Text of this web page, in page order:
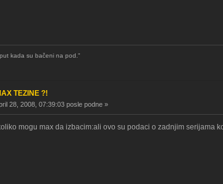
kada su bačeni na pod."
TEZINE ?!
28, 2008, 07:39:03 posle podne »
mogu max da izbacim:ali ovo su podaci o zadnjim serijama